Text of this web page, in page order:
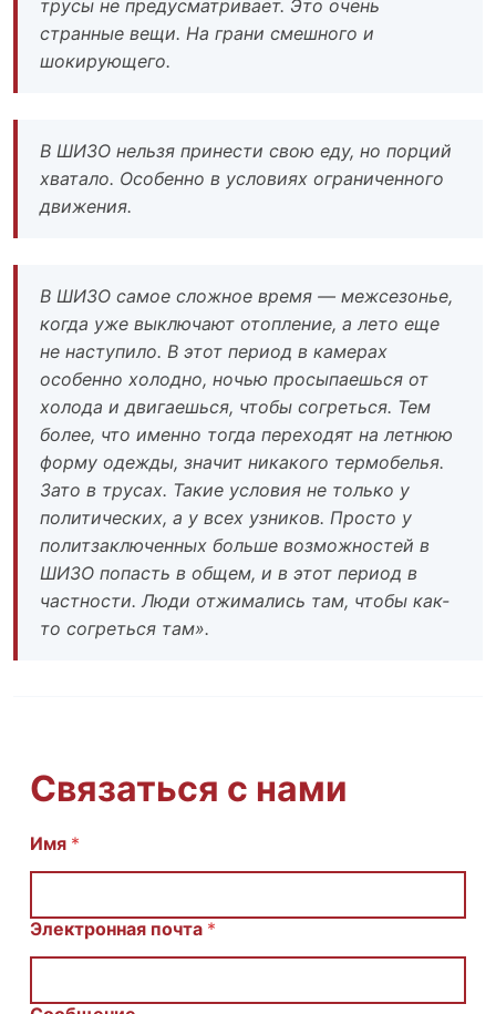
трусы не предусматривает. Это очень
странные вещи. На грани смешного и
шокирующего.
В ШИЗО нельзя принести свою еду, но порций
хватало. Особенно в условиях ограниченного
движения.
В ШИЗО самое сложное время — межсезонье,
когда уже выключают отопление, а лето еще
не наступило. В этот период в камерах
особенно холодно, ночью просыпаешься от
холода и двигаешься, чтобы согреться. Тем
более, что именно тогда переходят на летнюю
форму одежды, значит никакого термобелья.
Зато в трусах. Такие условия не только у
политических, а у всех узников. Просто у
политзаключенных больше возможностей в
ШИЗО попасть в общем, и в этот период в
частности. Люди отжимались там, чтобы как-
то согреться там».
Связаться с нами
Имя *
И
о
Электронная почта *